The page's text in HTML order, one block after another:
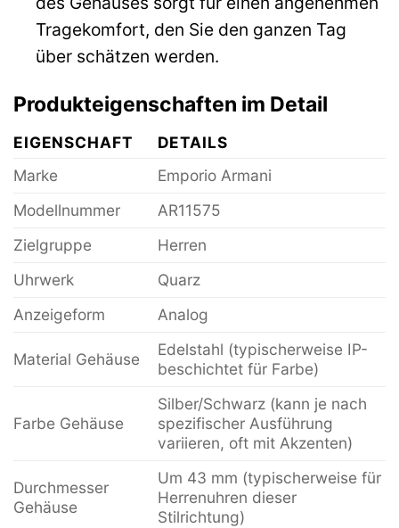
Tragekomfort, den Sie den ganzen Tag
über schätzen werden.
Produkteigenschaften im Detail
EIGENSCHAFT
DETAILS
Marke
Emporio Armani
Modellnummer
AR11575
Zielgruppe
Herren
Uhrwerk
Quarz
Anzeigeform
Analog
Material Gehäuse
Edelstahl (typischerweise IP-
beschichtet für Farbe)
Farbe Gehäuse
Silber/Schwarz (kann je nach
spezifischer Ausführung
variieren, oft mit Akzenten)
Durchmesser
Gehäuse
Um 43 mm (typischerweise für
Herrenuhren dieser
Stilrichtung)